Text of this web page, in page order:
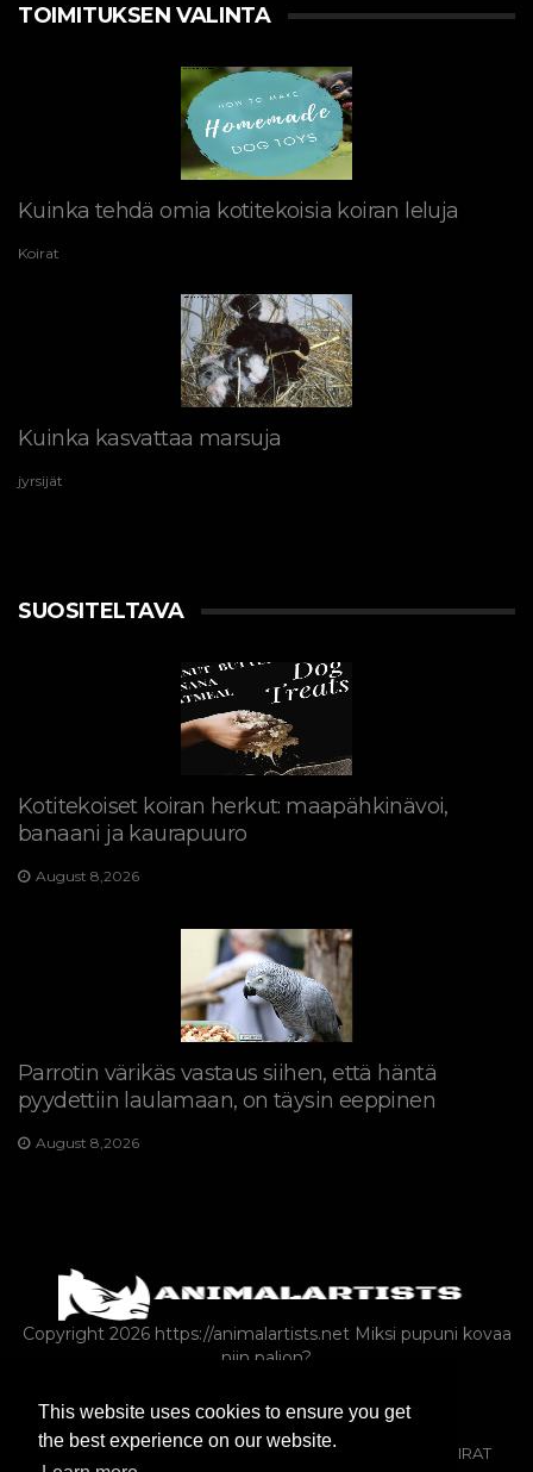
This website uses cookies to ensure you get
the best experience on our website.
TOIMITUKSEN VALINTA
Kuinka tehdä omia kotitekoisia koiran leluja
Koirat
Kuinka kasvattaa marsuja
jyrsijät
SUOSITELTAVA
Kotitekoiset koiran herkut: maapähkinävoi,
banaani ja kaurapuuro
August 8,2026
Parrotin värikäs vastaus siihen, että häntä
pyydettiin laulamaan, on täysin eeppinen
August 8,2026
Copyright 2026 https://animalartists.net Miksi pupuni kovaa
niin paljon?
KANIT JYRSIJÄT
LINNUT
MAATILA-ANIMALS-AS-LEMPEÄT
SEKALAINEN KOIRAT